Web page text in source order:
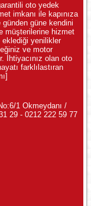
oto yedek
imkanı ile kapınıza
güne kendini
müşterilerine hizmet
yenilikler
ve motor
İhtiyacınız olan oto
farklılastıran
1 Okmeydanı /
29 - 0212 222 59 77